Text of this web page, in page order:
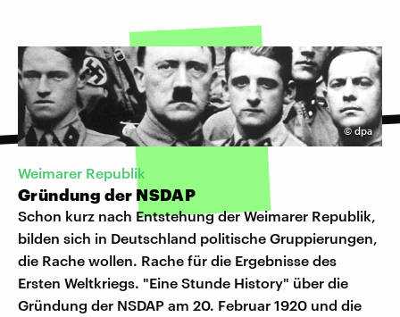
©dpa
Weimarer Republik
Gründung der NSDAP
Schon kurz nach Entstehung der Weimarer Republik,
bilden sich in Deutschland politische Gruppierungen,
die Rache wollen. Rache für die Ergebnisse des
Ersten Weltkriegs. "Eine Stunde History" über die
Gründung der NSDAP am 20. Februar 1920 und die